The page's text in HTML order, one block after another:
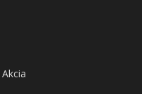
Akcia